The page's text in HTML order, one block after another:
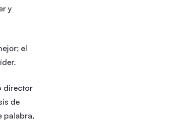
y
el
director
de
palabra,